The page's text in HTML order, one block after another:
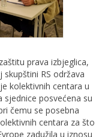
prava izbjeglica,
RS održava
kolektivnih centara u
sjednice posvećena su
čemu se posebna
centara za što
zadužila u iznosu